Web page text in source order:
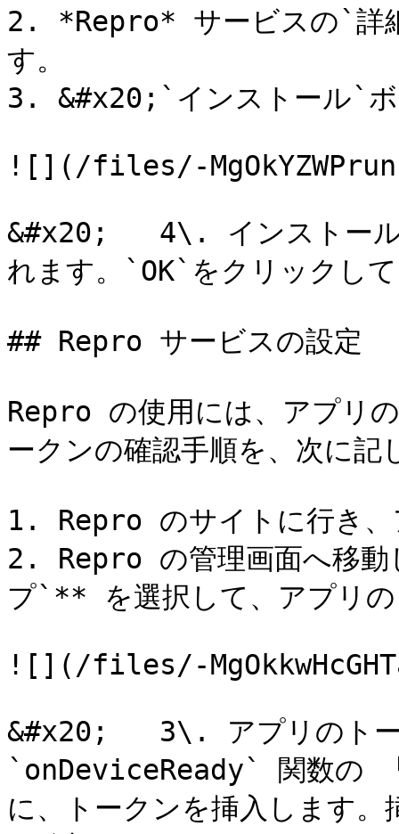
2. *Repro* サービスの`詳
す。
3. &#x20;`インストール`ボ
![](/files/-
&#x20;   4\. インストール
れます。`OK`をクリックし
## Repro サービスの設定
Repro の使用には、アプリ
ークンの確認手順を、次に記
1. Repro のサイトに行き、
2. Repro の管理画面へ移
プ`** を選択して、アプリの
![](/files/-
&#x20;   3\. アプリのトー
`onDeviceReady` 関数の
に、トークンを挿入します